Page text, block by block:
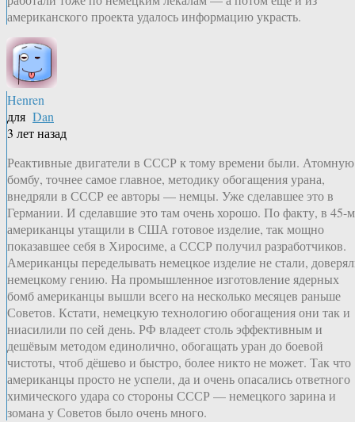
американского проекта удалось информацию украсть.
Henren
для Dan
3 лет назад
Реактивные двигатели в СССР к тому времени были. Атомную
бомбу, точнее самое главное, методику обогащения урана,
внедряли в СССР ее авторы — немцы. Уже сделавшее это в
Германии. И сделавшие это там очень хорошо. По факту, в 45-м
американцы утащили в США готовое изделие, так мощно
показавшее себя в Хиросиме, а СССР получил разработчиков.
Американцы переделывать немецкое изделие не стали,
немецкому гению. На промышленное изготовление ядерных
бомб американцы вышли всего на несколько месяцев раньше
Советов. Кстати, немецкую технологию обогащения они так и
ниасилили по сей день. РФ владеет столь эффективным и
дешёвым методом единолично, обогащать уран до боевой
чистоты, чтоб дёшево и быстро, более никто не может. Так что
американцы просто не успели, да и очень опасались ответного
химического удара со стороны СССР — немецкого зарина и
зомана у Советов было очень много.